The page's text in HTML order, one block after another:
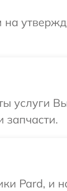
запчасти.
Pard, и